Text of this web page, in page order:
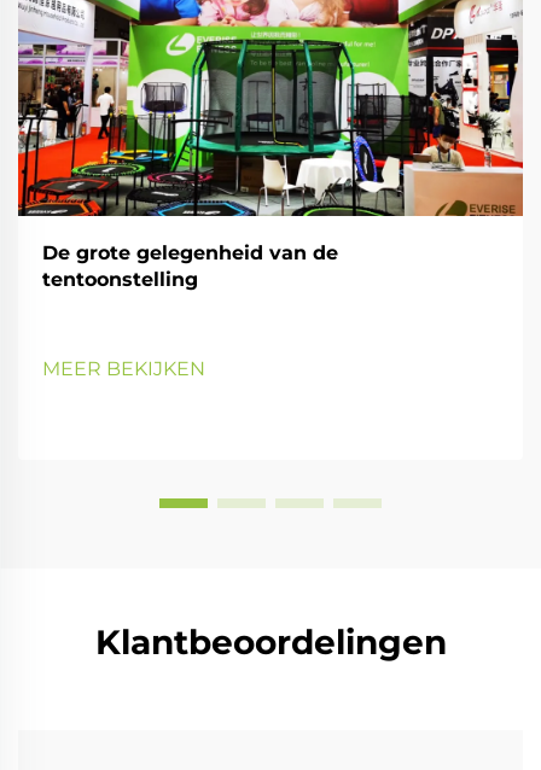
De grote gelegenheid van de
tentoonstelling
MEER BEKIJKEN
Klantbeoordelingen